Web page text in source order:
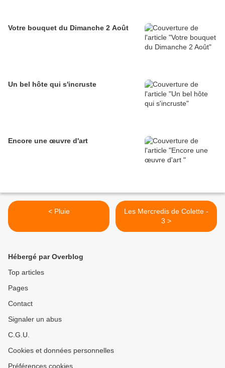
Votre bouquet du Dimanche 2 Août
Un bel hôte qui s'incruste
Encore une œuvre d'art
< Pluie
Les Mercredis de Colette -
3 >
Hébergé par Overblog
Top articles
Pages
Contact
Signaler un abus
C.G.U.
Cookies et données personnelles
Préférences cookies